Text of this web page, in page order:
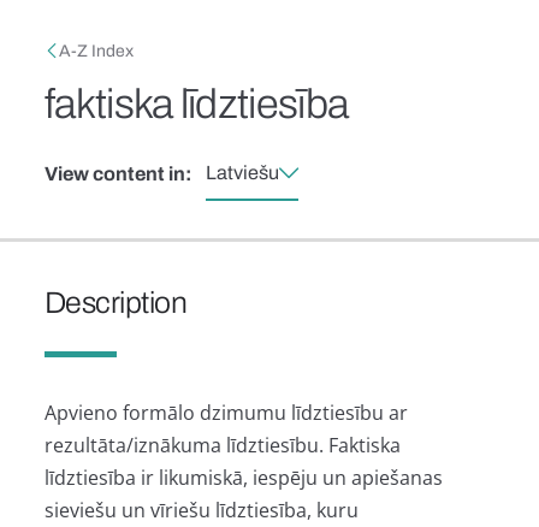
Breadcrumb
A-Z Index
faktiska līdztiesība
View content in: Latviešu
Description
Apvieno formālo dzimumu līdztiesību ar
rezultāta/iznākuma līdztiesību. Faktiska
līdztiesība ir likumiskā, iespēju un apiešanas
sieviešu un vīriešu līdztiesība, kuru